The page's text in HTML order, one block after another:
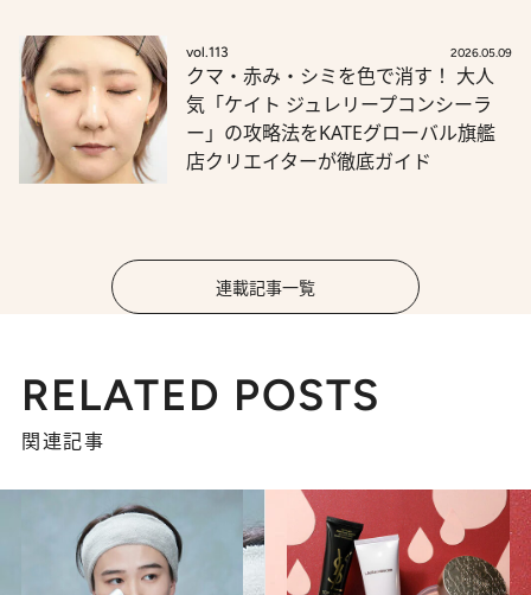
vol.113 2026.05.09
クマ・赤み・シミを色で消す！ 大人
気「ケイト ジュレリープコンシーラ
ー」の攻略法をKATEグローバル旗艦
店クリエイターが徹底ガイド
連載記事一覧
RELATED POSTS
関連記事